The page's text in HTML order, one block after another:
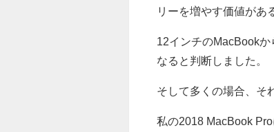
リーを増やす価値があ
12インチのMacBook
なると判断しました。
そして多くの場合、そ
私の2018 MacBook